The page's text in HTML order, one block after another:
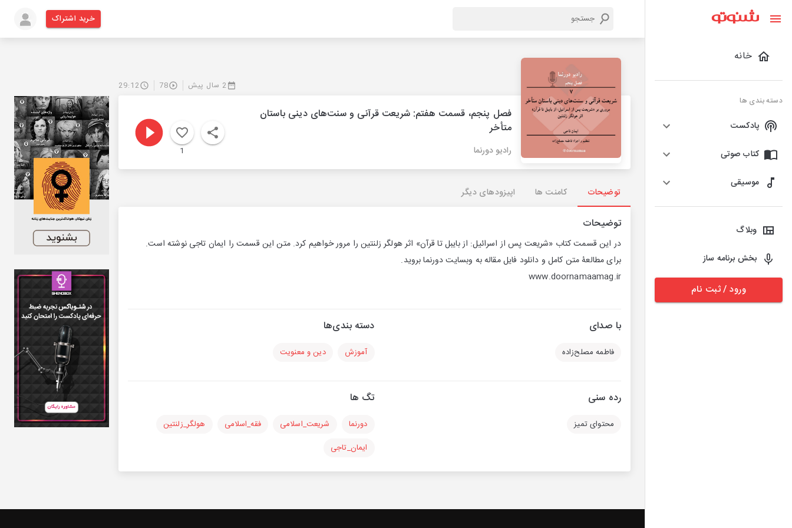
خانه
دسته بندی ها
پادکست
کتاب صوتی
موسیقی
وبلاگ
بخش برنامه ساز
ورود / ثبت نام
خرید اشتراک
2 سال پیش 78
29:12
فصل پنجم، قسمت هفتم: شریعت قرآنی و سنت‌های دینی باستان
متأخر
رادیو دورنما 1
توضیحات کامنت ها اپیزودهای دیگر
توضیحات
در این قسمت کتاب «شریعت پس از اسرائیل: از بایبل تا قرآن» اثر هولگر زلنتین را مرور خواهیم کرد. متن این قسمت را ایمان تاجی نوشته است.
برای مطالعۀ متن کامل و دانلود فایل مقاله به وبسایت دورنما بروید.
www.doornamaamag.ir
با صدای
فاطمه مصلح‌زاده
دسته بندی‌ها
آموزش دین و معنویت
رده سنی
محتوای تمیز
تگ ها
دورنما شریعت_اسلامی فقه_اسلامی
هولگر_زلنتین
ایمان_تاجی